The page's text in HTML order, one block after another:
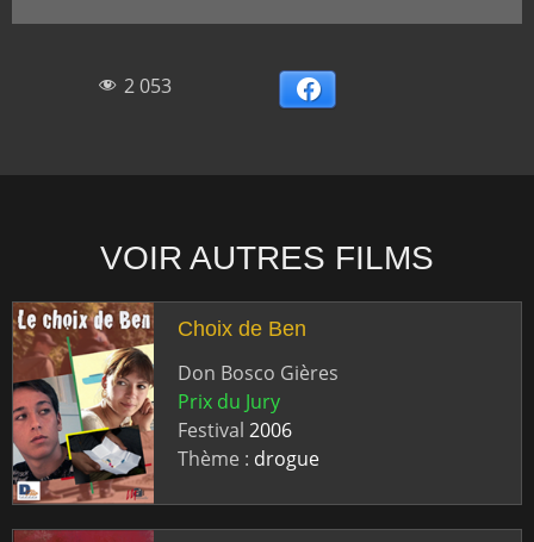
2 053
VOIR AUTRES FILMS
Choix de Ben
Don Bosco Gières
Prix du Jury
Festival 2006
Thème : drogue